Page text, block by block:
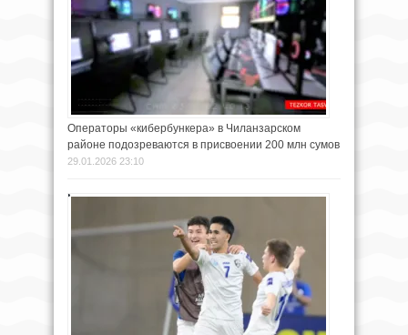
Операторы «кибербункера» в Чиланзарском
районе подозреваются в присвоении 200 млн сумов
29.01.2026 23:10